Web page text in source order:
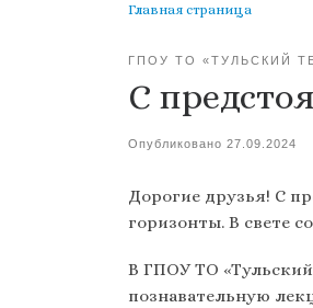
Главная страница
ГПОУ ТО «ТУЛЬСКИЙ
С
Опубликовано 27.09.2024
Дорогие друзья! С
горизонты. В свете
В ГПОУ ТО
познавательную